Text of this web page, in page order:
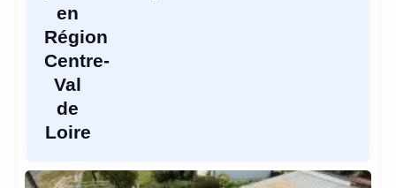
en
Région
Centre-
Val
de
Loire